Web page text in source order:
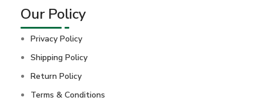
Our Policy
Privacy Policy
Shipping Policy
Return Policy
Terms & Conditions